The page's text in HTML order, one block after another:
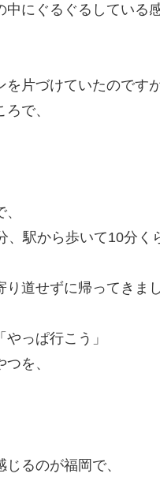
にぐるぐるしている感
片づけていたのですが
で、
駅から歩いて10分く
道せずに帰ってきまし
やっぱ行こう」
を、
るのが福岡で、